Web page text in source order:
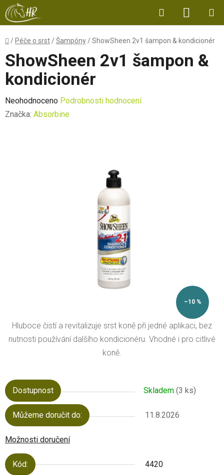
Přejít
na
obsah
Hledat
KOŠÍK
Domů
/ Péče o srst /Šampóny /ShowSheen 2v1 šampon & kondicionér
Hluboce čistí a revitalizuje srst koně při jedné aplikaci, bez
nutnosti používání dalšího kondicionéru. Vhodné i pro citlivé
koně.
Dostupnost Skladem (3 ks)
Můžeme doručit do: 11.8.2026
Možnosti doručení
Kód: 4420
ShowSheen 2v1 šampon &
kondicionér
Průměrné
hodnocení
Neohodnoceno Podrobnosti hodnocení
Značka: Absorbine
–10 %